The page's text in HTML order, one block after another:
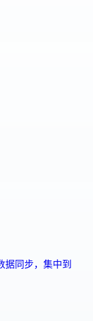
据同步，集中到